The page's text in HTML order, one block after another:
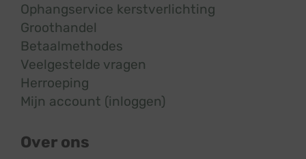
Ophangservice kerstverlichting
Groothandel
Betaalmethodes
Veelgestelde vragen
Herroeping
Mijn account (inloggen)
Over ons